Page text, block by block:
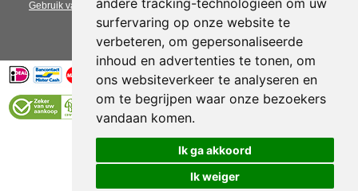
andere tracking-technologieën om uw
surfervaring op onze website te
verbeteren, om gepersonaliseerde
inhoud en advertenties te tonen, om
ons websiteverkeer te analyseren en
om te begrijpen waar onze bezoekers
vandaan komen.
Ik ga akkoord
Ik weiger
Gebruik van deze site betekent dat u dealgemene voorwaarden van CBW
erkende woonwinkels accepteert.
Vloerenvoordelig.nl is een onderdeel van